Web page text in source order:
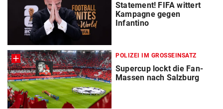
Statement! FIFA wittert
Kampagne gegen
Infantino
POLIZEI IM GROSSEINSATZ
Supercup lockt die Fan-
Massen nach Salzburg